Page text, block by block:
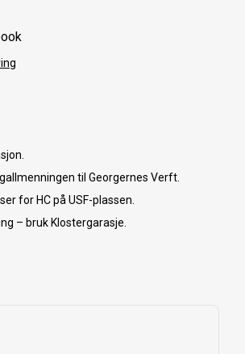
til Georgernes Verft.
for HC på USF-plassen.
– bruk Klostergarasje.